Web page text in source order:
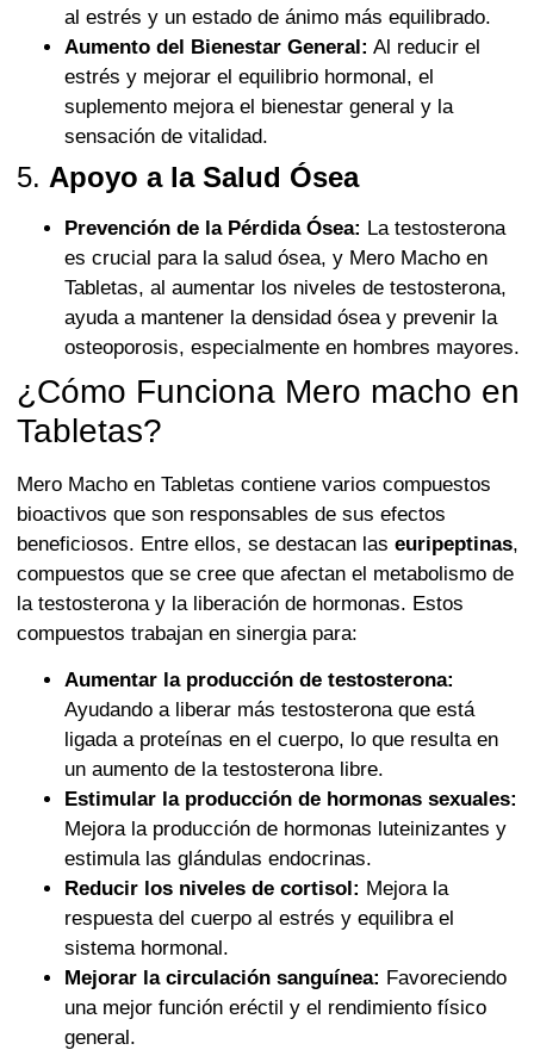
al estrés y un estado de ánimo más equilibrado.
Aumento del Bienestar General: Al reducir el
estrés y mejorar el equilibrio hormonal, el
suplemento mejora el bienestar general y la
sensación de vitalidad.
5. Apoyo a la Salud Ósea
Prevención de la Pérdida Ósea: La testosterona
es crucial para la salud ósea, y Mero Macho en
Tabletas, al aumentar los niveles de testosterona,
ayuda a mantener la densidad ósea y prevenir la
osteoporosis, especialmente en hombres mayores.
¿Cómo Funciona Mero macho en
Tabletas?
Mero Macho en Tabletas contiene varios compuestos
bioactivos que son responsables de sus efectos
beneficiosos. Entre ellos, se destacan las euripeptinas,
compuestos que se cree que afectan el metabolismo de
la testosterona y la liberación de hormonas. Estos
compuestos trabajan en sinergia para:
Aumentar la producción de testosterona:
Ayudando a liberar más testosterona que está
ligada a proteínas en el cuerpo, lo que resulta en
un aumento de la testosterona libre.
Estimular la producción de hormonas sexuales:
Mejora la producción de hormonas luteinizantes y
estimula las glándulas endocrinas.
Reducir los niveles de cortisol: Mejora la
respuesta del cuerpo al estrés y equilibra el
sistema hormonal.
Mejorar la circulación sanguínea: Favoreciendo
una mejor función eréctil y el rendimiento físico
general.